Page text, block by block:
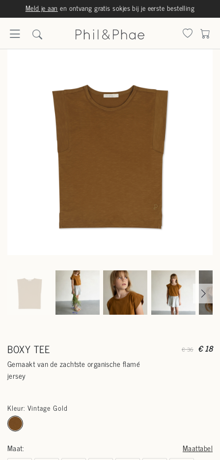
Meld je aan en ontvang gratis sokjes bij je eerste bestelling
BOXY TEE
Gemaakt van de zachtste organische flamé
jersey
€ 36 € 18
Kleur: Vintage Gold
Maat: Maattabel